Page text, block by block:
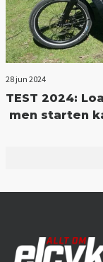
28 jun 2024
TEST 2024:
men starten